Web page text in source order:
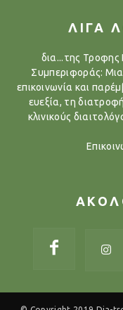
ΛΙΓΑ
δια...της
Συμπεριφοράς:
επικοινωνία και
ευεξία, τη
κλινικούς